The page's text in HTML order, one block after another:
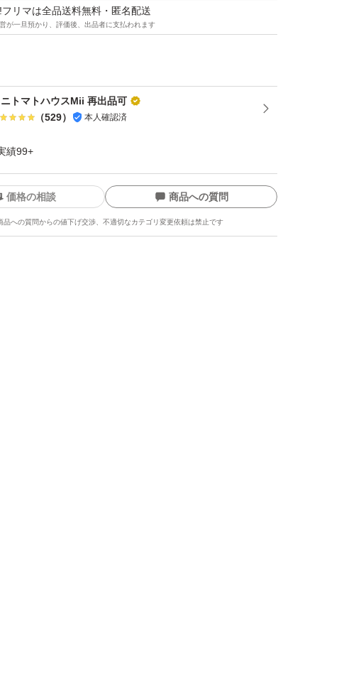
り、サラダやころんと丸い形でお弁当の彩り等多彩
やつ代わりにもぴったりなミニトマトです。
に傷・痛み等の確認を行いますが、どうしても輸送
のダメージを受けている場合があります。
リマは全品送料無料・匿名配送
が一旦預かり、評価後、出品者に支払われます
ニトマトハウスMii 再出品可
（529） 本人確認済
績99+
います
ーです
があります
ます
価格の相談 商品への質問
品への質問からの値下げ交渉、不適切なカテゴリ変更依頼は禁止です